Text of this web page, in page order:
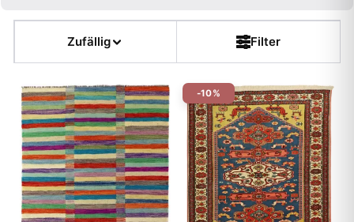
Form
Kette
Flor
Zufällig Filter
-10%